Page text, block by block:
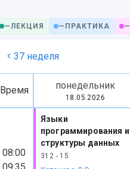
—ЛЕКЦИЯ — ПРАКТИКА —
37 неделя
Время понедельник
18.05.2026
08:00
09:35
Языки
программирования и
структуры данных
312 - 15